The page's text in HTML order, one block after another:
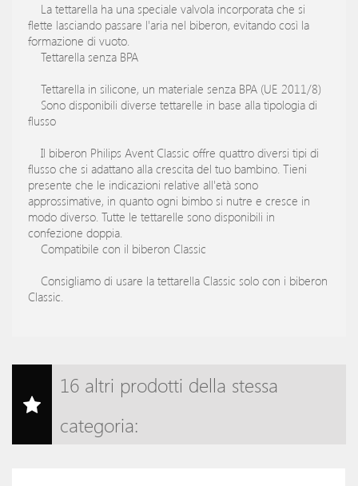
La tettarella ha una speciale valvola incorporata che si
flette lasciando passare l'aria nel biberon, evitando così la
formazione di vuoto.
Tettarella senza BPA
Tettarella in silicone, un materiale senza BPA (UE 2011/8)
Sono disponibili diverse tettarelle in base alla tipologia di
flusso
Il biberon Philips Avent Classic offre quattro diversi tipi di
flusso che si adattano alla crescita del tuo bambino. Tieni
presente che le indicazioni relative all'età sono
approssimative, in quanto ogni bimbo si nutre e cresce in
modo diverso. Tutte le tettarelle sono disponibili in
confezione doppia.
Compatibile con il biberon Classic
Consigliamo di usare la tettarella Classic solo con i biberon
Classic.
16 altri prodotti della stessa
categoria: